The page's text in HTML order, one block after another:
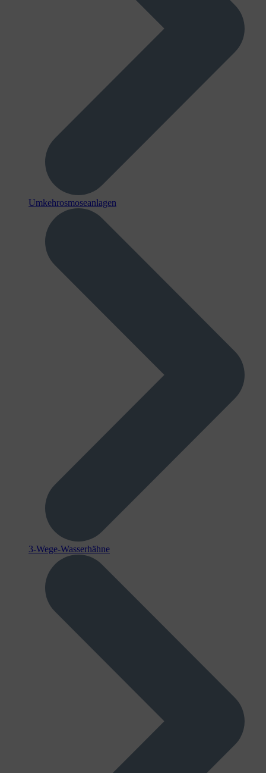
Umkehrosmoseanlagen
3-Wege-Wasserhähne